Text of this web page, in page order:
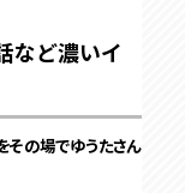
など濃いイ
の場でゆうたさん